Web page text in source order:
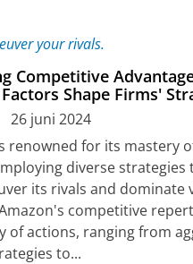
Competitive
Shape Firms'
26 juni 2024
renowned for its mastery
diverse strategies
its rivals and dominate
competitive
of actions, ranging from
to...